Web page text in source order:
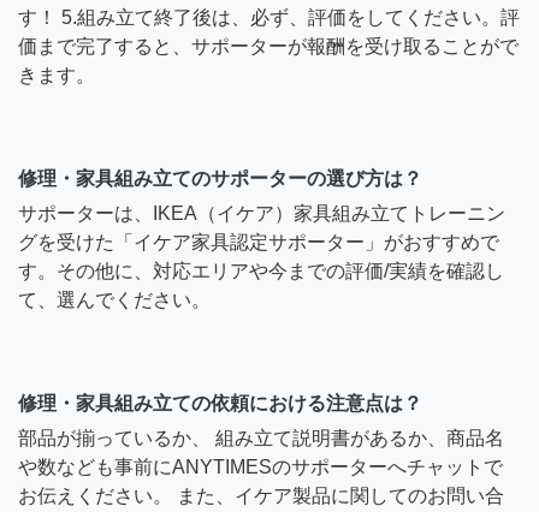
す！ 5.組み立て終了後は、必ず、評価をしてください。評
価まで完了すると、サポーターが報酬を受け取ることがで
きます。
修理・家具組み立てのサポーターの選び方は？
サポーターは、IKEA（イケア）家具組み立てトレーニン
グを受けた「イケア家具認定サポーター」がおすすめで
す。その他に、対応エリアや今までの評価/実績を確認し
て、選んでください。
修理・家具組み立ての依頼における注意点は？
部品が揃っているか、 組み立て説明書があるか、商品名
や数なども事前にANYTIMESのサポーターへチャットで
お伝えください。 また、イケア製品に関してのお問い合